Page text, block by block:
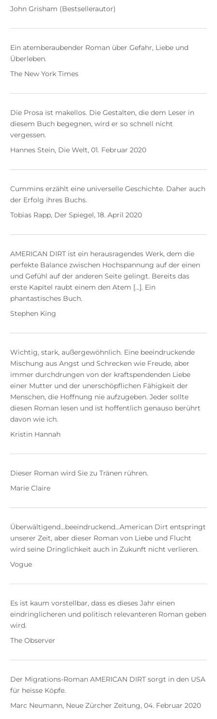
John Grisham (Bestsellerautor)
Ein atemberaubender Roman über Gefahr, Liebe und
Überleben.
The New York Times
Die Prosa ist makellos. Die Gestalten, die dem Leser in
diesem Buch begegnen, wird er so schnell nicht
vergessen.
Hannes Stein, Die Welt, 01. Februar 2020
Cummins erzählt eine universelle Geschichte. Daher auch
der Erfolg ihres Buchs.
Tobias Rapp, Der Spiegel, 18. April 2020
AMERICAN DIRT ist ein herausragendes Werk, dem die
perfekte Balance zwischen Hochspannung auf der einen
und Gefühl auf der anderen Seite gelingt. Bereits das
erste Kapitel raubt einem den Atem […]. Ein
phantastisches Buch.
Stephen King
Wichtig, stark, außergewöhnlich. Eine beeindruckende
Mischung aus Angst und Schrecken wie Freude, aber
immer durchdrungen von der kraftspendenden Liebe
einer Mutter und der unerschöpflichen Fähigkeit der
Menschen, die Hoffnung nie aufzugeben. Jeder sollte
diesen Roman lesen und ist hoffentlich genauso berührt
davon wie ich.
Kristin Hannah
Dieser Roman wird Sie zu Tränen rühren.
Marie Claire
Überwältigend...beeindruckend...American Dirt entspringt
unserer Zeit, aber dieser Roman von Liebe und Flucht
wird seine Dringlichkeit auch in Zukunft nicht verlieren.
Vogue
Es ist kaum vorstellbar, dass es dieses Jahr einen
eindringlicheren und politisch relevanteren Roman geben
wird.
The Observer
Der Migrations-Roman AMERICAN DIRT sorgt in den USA
für heisse Köpfe.
Marc Neumann, Neue Zürcher Zeitung, 04. Februar 2020